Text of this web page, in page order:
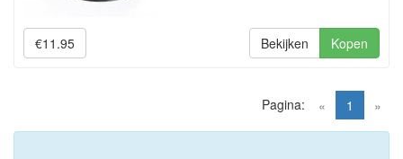
€11.95 Bekijken Kopen
« 1 (current)
»
Pagina: